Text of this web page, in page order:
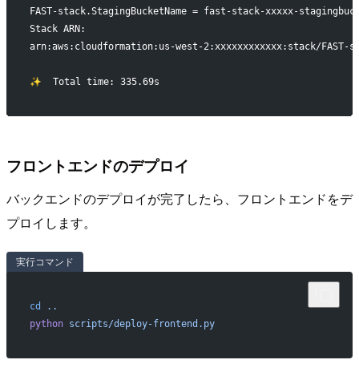
FAST-stack.StagingBucketName = fast-stack-xxxxx-
Stack ARN:
arn:aws:cloudformation:us-west-2:xxxxxxxxxxxx:stack/FAST-
✨  Total time: 335.69s
フロントエンドのデプロイ
バックエンドのデプロイが完了したら、フロントエンドをデ
プロイします。
実行コマンド
cd
..
python scripts/deploy-frontend.py